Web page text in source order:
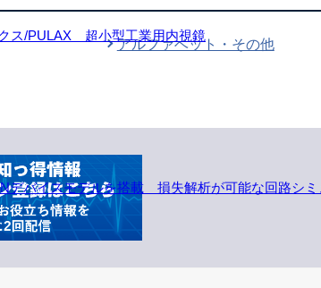
ス/PULAX 超小型工業用内視鏡
デバイスモデルを搭載 損失解析が可能な回路シミ
アルファベット・その他